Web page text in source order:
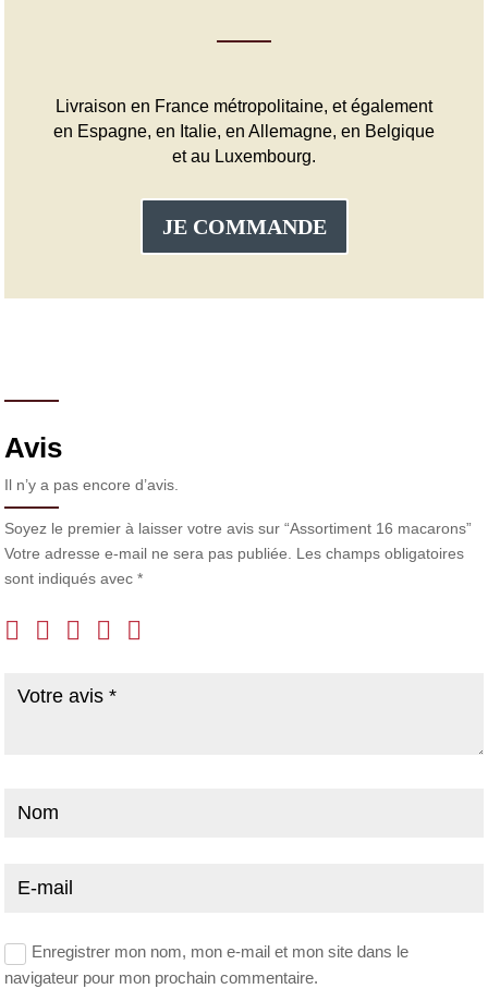
Livraison en France métropolitaine, et également
en Espagne, en Italie, en Allemagne, en Belgique
et au Luxembourg.
JE COMMANDE
Avis
Il n’y a pas encore d’avis.
Soyez le premier à laisser votre avis sur “Assortiment 16 macarons”
Votre adresse e-mail ne sera pas publiée. Les champs obligatoires
sont indiqués avec*
Enregistrer mon nom, mon e-mail et mon site dans le
navigateur pour mon prochain commentaire.